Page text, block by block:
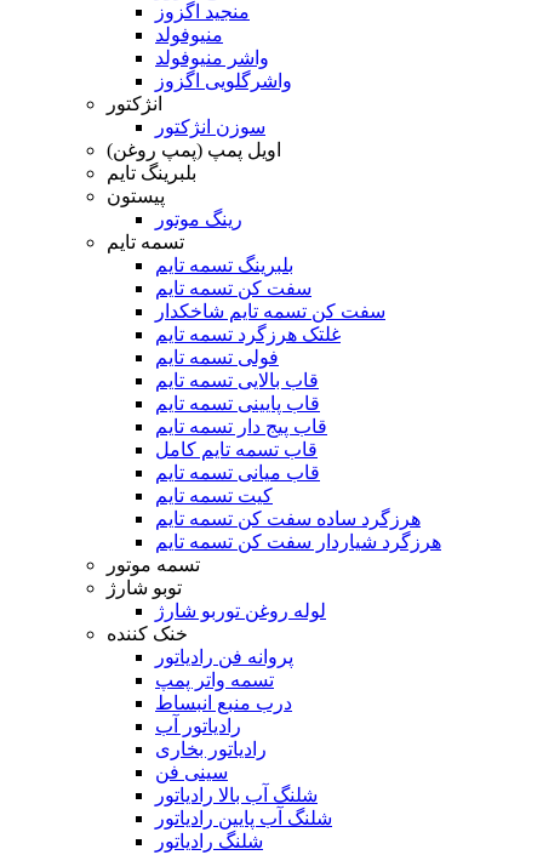
منجید اگزوز
منیوفولد
واشر منیوفولد
واشرگلویی اگزوز
انژکتور
سوزن انژکتور
اویل پمپ (پمپ روغن)
بلبرینگ تایم
پیستون
رینگ موتور
تسمه تایم
بلبرینگ تسمه تایم
سفت کن تسمه تایم
سفت کن تسمه تایم شاخکدار
غلتک هرزگرد تسمه تایم
فولی تسمه تایم
قاب بالایی تسمه تایم
قاب پایینی تسمه تایم
قاب پیج دار تسمه تایم
قاب تسمه تایم کامل
قاب میانی تسمه تایم
کیت تسمه تایم
هرزگرد ساده سفت کن تسمه تایم
هرزگرد شیاردار سفت کن تسمه تایم
تسمه موتور
توبو شارژ
لوله روغن توربو شارژ
خنک کننده
پروانه فن رادیاتور
تسمه واتر پمپ
درب منبع انبساط
رادیاتور آب
رادیاتور بخاری
سینی فن
شلنگ آب بالا رادیاتور
شلنگ آب پایین رادیاتور
شلنگ رادیاتور